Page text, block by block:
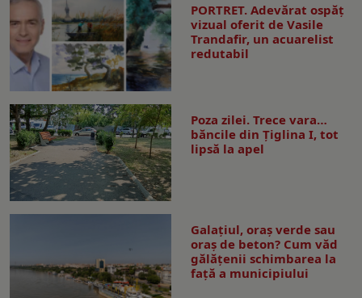
PORTRET. Adevărat ospăț
vizual oferit de Vasile
Trandafir, un acuarelist
redutabil
Poza zilei. Trece vara…
băncile din Ţiglina I, tot
lipsă la apel
Galațiul, oraș verde sau
oraș de beton? Cum văd
gălățenii schimbarea la
față a municipiului